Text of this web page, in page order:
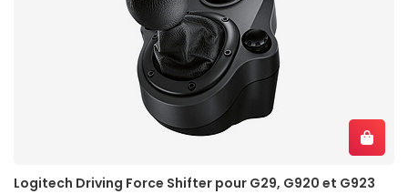
Logitech Driving Force Shifter pour G29, G920 et G923